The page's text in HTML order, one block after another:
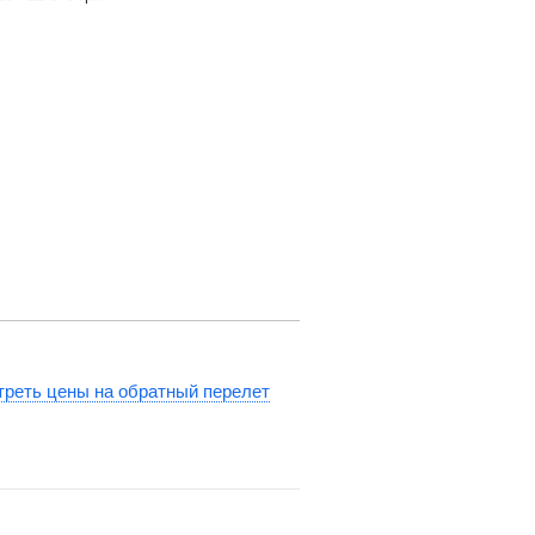
цены на обратный перелет